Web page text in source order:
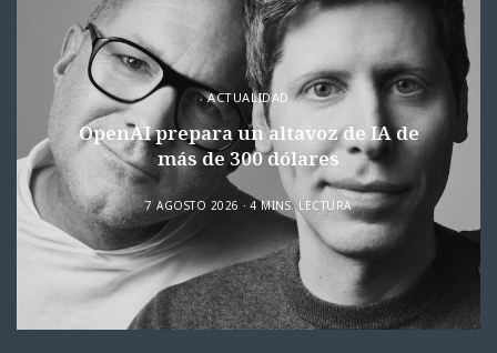
ACTUALIDAD
OpenAI prepara un altavoz de IA de
más de 300 dólares
7 AGOSTO 2026 4 MINS. LECTURA